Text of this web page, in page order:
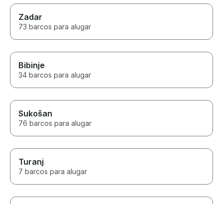
Zadar
73 barcos para alugar
Bibinje
34 barcos para alugar
Sukošan
76 barcos para alugar
Turanj
7 barcos para alugar